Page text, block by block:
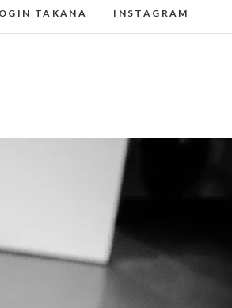
TAKANA INSTAGRAM